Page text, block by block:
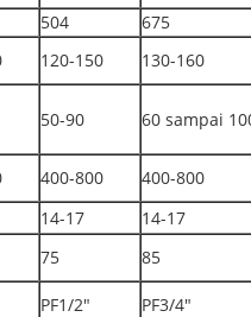
504 675
120-150 130-160
50-90 60 sampai
400-800 400-800
14-17 14-17
75 85
PF1/2" PF3/4"